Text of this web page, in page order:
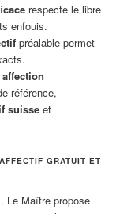
respecte le libre
enfouis.
préalable permet
référence,
suisseet
GRATUIT ET
Le Maître propose